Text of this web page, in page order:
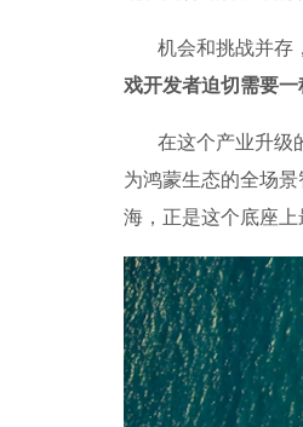
机会和挑战并存
戏开发者迫切需要
在这个产业升级
为鸿蒙生态的全场
海，正是这个底座上